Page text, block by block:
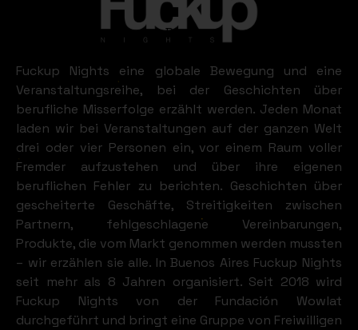
WAS FÜR EIN FUN IN
BUENOS AIRES
SIEHT AUS WIE
Buenos
Fuckup Nights eine globale Bewegung und eine
Veranstaltungsreihe, bei der Geschichten über
berufliche Misserfolge erzählt werden. Jeden Monat
laden wir bei Veranstaltungen auf der ganzen Welt
drei oder vier Personen ein, vor einem Raum voller
Fremder aufzustehen und über ihre eigenen
beruflichen Fehler zu berichten. Geschichten über
gescheiterte Geschäfte, Streitigkeiten zwischen
Partnern, fehlgeschlagene Vereinbarungen,
Produkte, die vom Markt genommen werden mussten
– wir erzählen sie alle. In Buenos Aires Fuckup Nights
seit mehr als 8 Jahren organisiert. Seit 2018 wird
Fuckup Nights von der Fundación Wowlat
durchgeführt und bringt eine Gruppe von Freiwilligen